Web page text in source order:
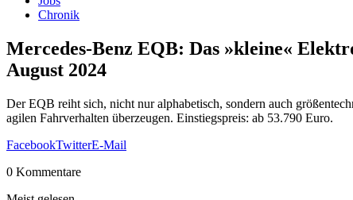
Chronik
Mercedes-Benz EQB: Das »kleine«
August 2024
Der EQB reiht sich, nicht nur alphabetisch, sondern auch
agilen Fahrverhalten überzeugen. Einstiegspreis: ab 53.790 Euro.
FacebookTwitterE-Mail
0 Kommentare